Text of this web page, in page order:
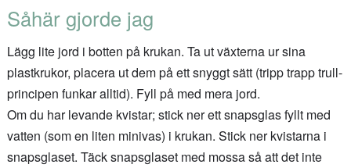
Såhär gjorde jag
Lägg lite jord i botten på krukan. Ta ut växterna ur sina
plastkrukor, placera ut dem på ett snyggt sätt (tripp trapp trull-
principen funkar alltid). Fyll på med mera jord.
Om du har levande kvistar; stick ner ett snapsglas fyllt med
vatten (som en liten minivas) i krukan. Stick ner kvistarna i
snapsglaset. Täck snapsglaset med mossa så att det inte